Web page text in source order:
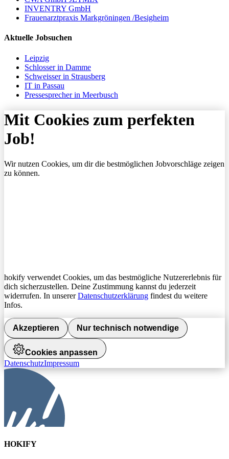
INVENTRY GmbH
Frauenarztpraxis Markgröningen /Besigheim
Aktuelle Jobsuchen
Leipzig
Schlosser in Damme
Schweisser in Strausberg
IT in Passau
Pressesprecher in Meerbusch
Mit Cookies zum perfekten
Job!
Wir nutzen Cookies, um dir die bestmöglichen Jobvorschläge zeigen
zu können.
hokify verwendet Cookies, um das bestmögliche Nutzererlebnis für
dich sicherzustellen. Deine Zustimmung kannst du jederzeit
widerrufen. In unsererDatenschutzerklärung findest du weitere
Infos.
Akzeptieren Nur technisch notwendige
Cookies anpassen
DatenschutzImpressum
HOKIFY